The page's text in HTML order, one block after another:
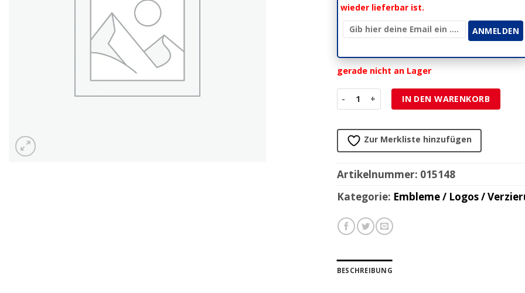
wieder lieferbar ist.
gerade nicht an Lager
Emblem Piaggio zum Stecken 32x37mm Menge
IN DEN WARENKORB
Zur Merkliste hinzufügen
Artikelnummer: 015148
Kategorie: Embleme / Logos /
BESCHREIBUNG